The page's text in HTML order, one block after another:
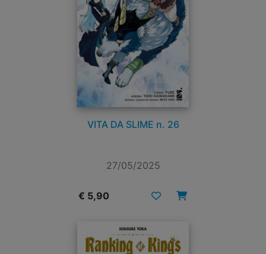
VITA DA SLIME n. 26
27/05/2025
€ 5,90